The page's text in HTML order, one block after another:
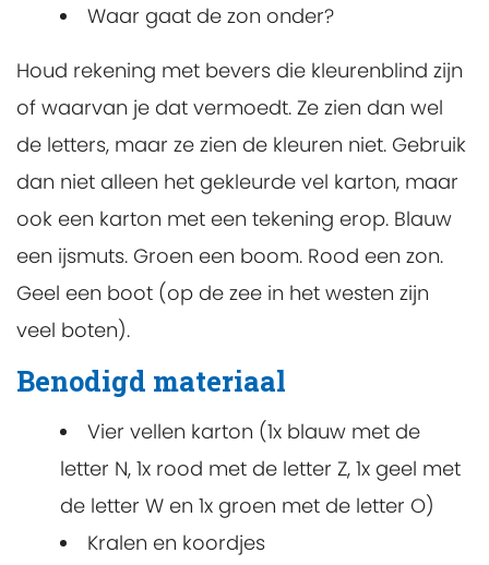
Waar gaat de zon onder?
Houd rekening met bevers die kleurenblind zijn
of waarvan je dat vermoedt. Ze zien dan wel
de letters, maar ze zien de kleuren niet. Gebruik
dan niet alleen het gekleurde vel karton, maar
ook een karton met een tekening erop. Blauw
een ijsmuts. Groen een boom. Rood een zon.
Geel een boot (op de zee in het westen zijn
veel boten).
Benodigd materiaal
Vier vellen karton (1x blauw met de
letter N, 1x rood met de letter Z, 1x geel met
de letter W en 1x groen met de letter O)
Kralen en koordjes